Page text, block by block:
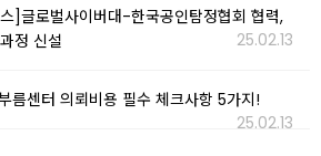
]글로벌사이버대-한국공인탐정협회 협력,
정 신설
25.02.13
름센터 의뢰비용 필수 체크사항 5가지!
25.02.13